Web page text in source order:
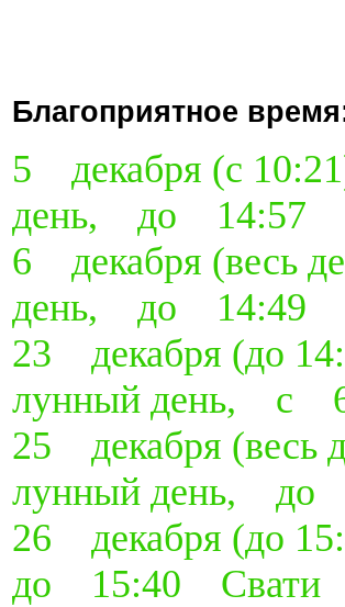
Благоприятное
5 декабря (с
день, до 14:57
6 декабря
день, до 14:49
23 декабря
лунный день, с
25 декабря
лунный день,
26 декабря (до
до 15:40 Свати